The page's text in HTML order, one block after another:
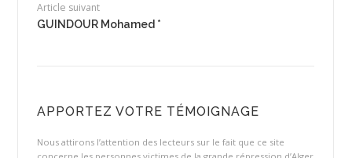
Article suivant
GUINDOUR Mohamed *
APPORTEZ VOTRE TÉMOIGNAGE
Nous attirons l’attention des lecteurs sur le fait que ce site